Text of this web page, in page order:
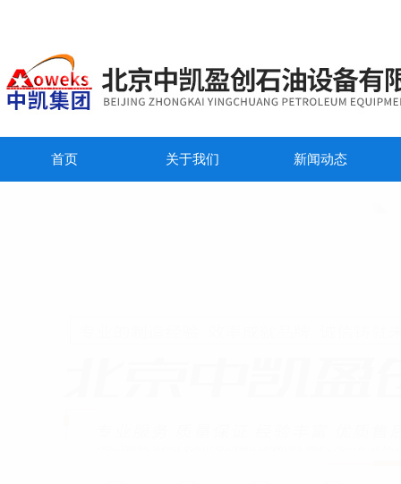
首页 关于我们 新闻动态